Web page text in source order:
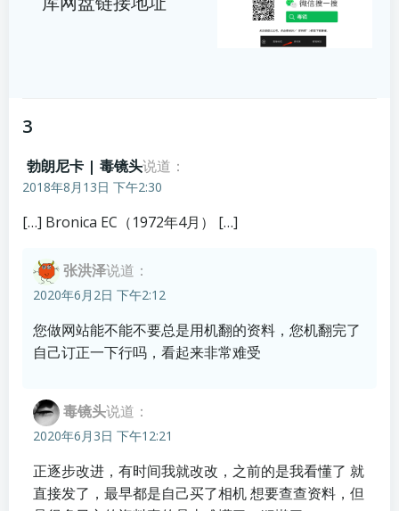
3
勃朗尼卡 | 毒镜头说道：
2018年8月13日 下午2:30
[…] Bronica EC（1972年4月） […]
张洪泽说道：
2020年6月2日 下午2:12
您做网站能不能不要总是用机翻的资料，您机翻完了
自己订正一下行吗，看起来非常难受
毒镜头说道：
2020年6月3日 下午12:21
正逐步改进，有时间我就改改，之前的是我看懂了 就
直接发了，最早都是自己买了相机 想要查查资料，但